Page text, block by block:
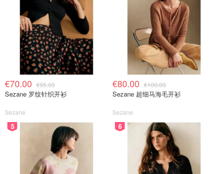
€70.00 €95.00
Sezane 罗纹针织开衫
Sezane
€80.00 €100.00
Sezane 超细马海毛开衫
Sezane
5 6